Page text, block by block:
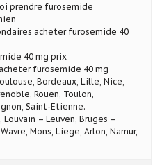
prendre furosemide
acheter furosemide 40
40 mg prix
furosemide 40 mg
Bordeaux, Lille, Nice,
Rouen, Toulon,
Saint-Etienne.
– Leuven, Bruges –
Mons, Liege, Arlon, Namur,